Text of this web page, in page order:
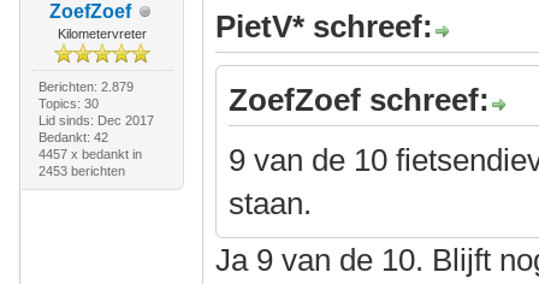
ZoefZoef
Kilometervreter
Berichten: 2.879
Topics: 30
Lid sinds: Dec 2017
Bedankt: 42
4457 x bedankt in
2453 berichten
PietV* schreef:
ZoefZoef schreef:
9 van de 10
staan.
Ja 9 van de 10. Blijft